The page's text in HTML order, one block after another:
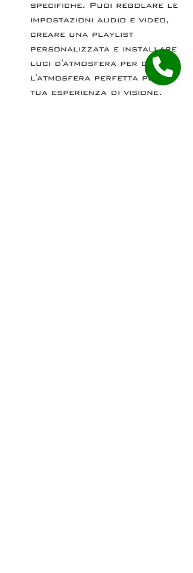
specifiche. Puoi regolare le
impostazioni audio e video,
creare una playlist
personalizzata e installare
luci d'atmosfera per creare
l'atmosfera perfetta per la
tua esperienza di visione.